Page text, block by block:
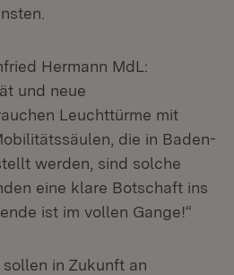
Hermann MdL:
und neue
Leuchttürme mit
die in Baden-
werden, sind solche
eine klare Botschaft ins
ist im vollen Gange!“
in Zukunft an